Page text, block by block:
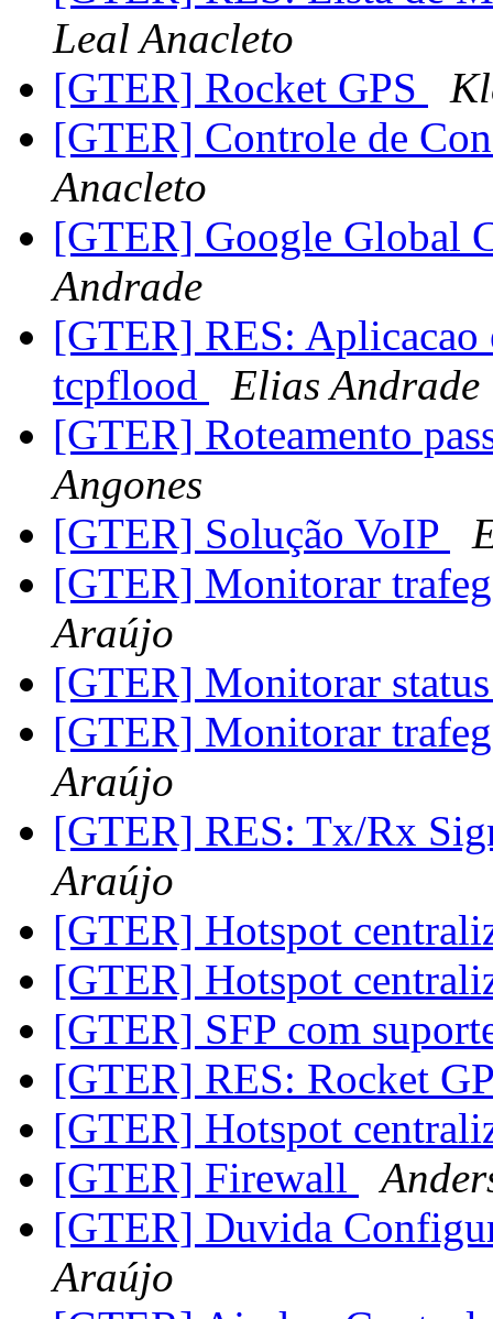
Leal Anacleto
[GTER] Rocket GPS
[GTER] Controle de
Anacleto
[GTER] Google Global
Andrade
[GTER] RES: Aplicacao
tcpflood
Elias Andrade
[GTER] Roteamento
Angones
[GTER] Solução VoIP
[GTER] Monitorar
Araújo
[GTER] Monitorar
[GTER] Monitorar
Araújo
[GTER] RES: Tx/Rx
Araújo
[GTER] Hotspot
[GTER] Hotspot
[GTER] SFP com
[GTER] RES: Rocket
[GTER] Hotspot
[GTER] Firewall
[GTER] Duvida
Araújo